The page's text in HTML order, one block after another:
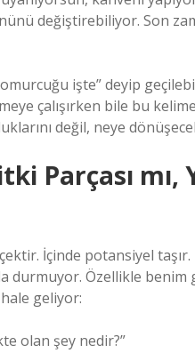
değiştirebiliyor. Son
işte” deyip
çalışırken bile bu
değil, neye
Parçası mı,
İçinde potansiyel
durmuyor. Özellikle
geliyor:
olan şey nedir?”